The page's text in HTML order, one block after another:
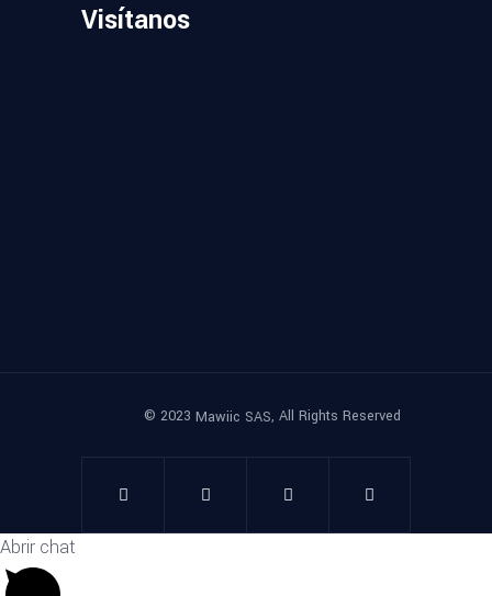
Visítanos
© 2023 Mawiic SAS, All Rights Reserved
Abrir chat